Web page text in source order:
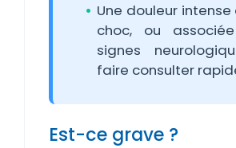
Une douleur intense
choc, ou
signes
faire consulter
Est-ce grave ?